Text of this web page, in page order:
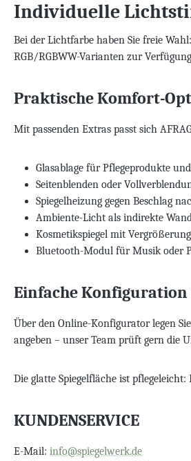
Individuelle
Bei der Lichtfarbe haben Sie freie
RGB/RGBWW-Varianten zur
Praktische Komfort-
Mit passenden Extras passt sich
Glasablage für Pflegeprodukte
Seitenblenden oder
Spiegelheizung gegen Beschlag
Ambiente-Licht als indirekte
Kosmetikspiegel mit
Bluetooth-Modul für Musik oder
Einfache Konfiguration
Über den Online-Konfigurator legen
angeben – unser Team prüft gern die
Die glatte Spiegelfläche ist
KUNDENSERVICE
E-Mail: info@spiegelwerk.de